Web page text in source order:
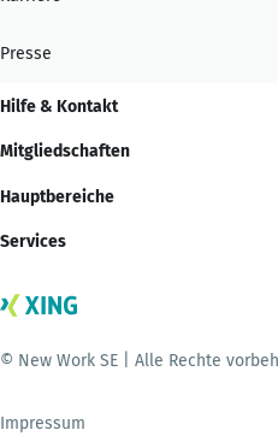
Presse
Hilfe & Kontakt
Mitgliedschaften
Hauptbereiche
Services
© New Work SE | Alle Rechte
Impressum